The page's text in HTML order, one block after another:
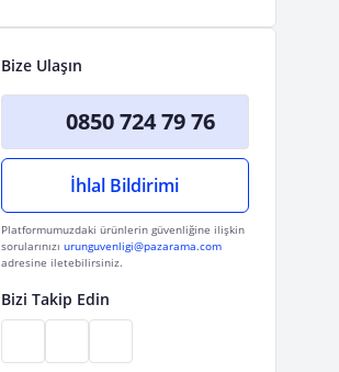
Bize Ulaşın
0850 724 79 76
İhlal Bildirimi
Platformumuzdaki ürünlerin güvenliğine ilişkin
sorularınızı urunguvenligi@pazarama.com
adresine iletebilirsiniz.
Bizi Takip Edin